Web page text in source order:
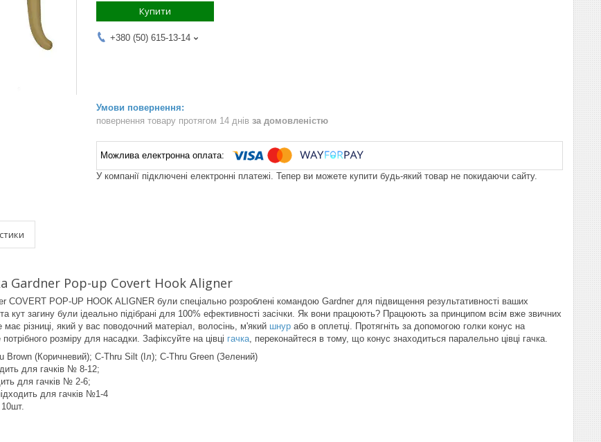
Купити
+380 (50) 615-13-14
повернення товару протягом 14 днів за домовленістю
У компанії підключені електронні платежі. Тепер ви можете купити будь-який товар не покидаючи сайту.
Gardner Pop-up Covert Hook Aligner
COVERT POP-UP HOOK ALIGNER були спеціально розроблені командою Gardner для підвищення результативності ваших
кут загину були ідеально підібрані для 100% ефективності засічки. Як вони працюють? Працюють за принципом всім вже звичних
різниці, який у вас поводочний матеріал, волосінь, м'який шнур або в оплетці. Протягніть за допомогою голки конус на
потрібного розміру для насадки. Зафіксуйте на цівці гачка, переконайтеся в тому, що конус знаходиться паралельно цівці гачка.
Brown (Коричневий); C-Thru Silt (Іл); C-Thru Green (Зелений)
для гачків № 8-12;
для гачків № 2-6;
для гачків №1-4
10шт.